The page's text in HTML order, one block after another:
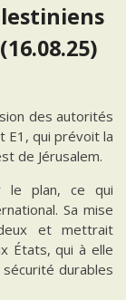
des autorités
E1, qui prévoit la
de Jérusalem.
le plan, ce qui
Sa mise
et mettrait
États, qui à elle
durables